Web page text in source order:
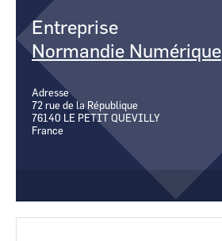
CCI Business
Pays de la Loire
Pays de la Loire
Entreprise
Normandie Numérique
Adresse
72 rue de la République
76140 LE PETIT QUEVILLY
France